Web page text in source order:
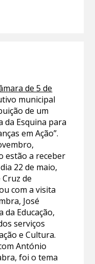
de 5 de
municipal
de um
da Esquina para
em Ação”.
estão a receber
22 de maio,
Cruz de
com a visita
José
da Educação,
serviços
e Cultura.
António
foi o tema